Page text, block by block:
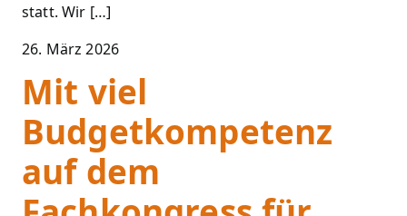
statt. Wir […]
26. März 2026
Mit viel
Budgetkompetenz
auf dem